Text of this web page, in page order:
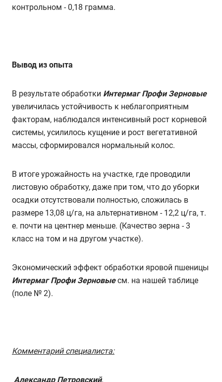
контрольном - 0,18 грамма.
Вывод из опыта
В результате обработки Интермаг Профи Зерновые
увеличилась устойчивость к неблагоприятным
факторам, наблюдался интенсивный рост корневой
системы, усилилось кущение и рост вегетативной
массы, сформировался нормальный колос.
В итоге урожайность на участке, где проводили
листовую обработку, даже при том, что до уборки
осадки отсутствовали полностью, сложилась в
размере 13,08 ц/га, на альтернативном - 12,2 ц/га, т.
е. почти на центнер меньше. (Качество зерна - 3
класс на том и на другом участке).
Экономический эффект обработки яровой пшеницы
Интермаг Профи Зерновыесм. на нашей таблице
(поле № 2).
Комментарий специалиста:
Александр Петровский,